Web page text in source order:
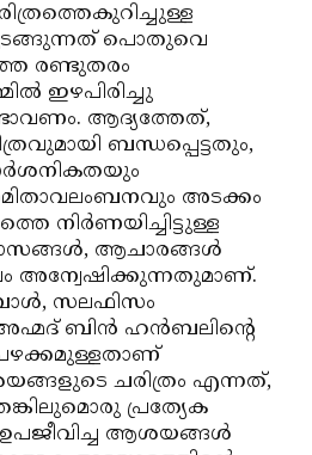
പൊതുവെ
രണ്ടുതരം
ഇഴപിരിച്ചു
ആദ്യത്തേത്,
ബന്ധപ്പെട്ടതും,
അടക്കം
നിര്‍ണയിച്ചിട്ടുള്ള
ആചാരങ്ങള്‍
അന്വേഷിക്കുന്നതുമാണ്.
സലഫിസം
അഹ്മദ് ബിന്‍ ഹന്‍ബലിന്റെ
ചരിത്രം എന്നത്,
പ്രത്യേക
ഉപജീവിച്ച ആശയങ്ങള്‍